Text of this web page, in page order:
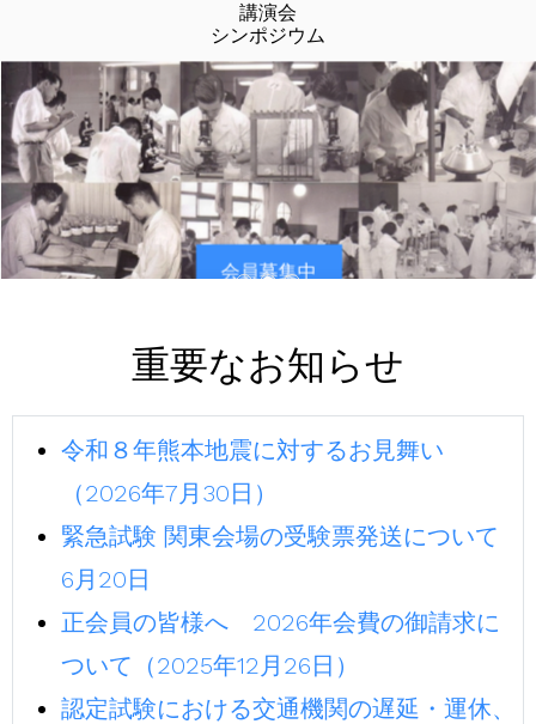
講演会
シンポジウム
を育成する
会員募集中
重要なお知らせ
令和８年熊本地震に対するお見舞い
（2026年7月30日）
緊急試験 関東会場の受験票発送について
6月20日
正会員の皆様へ 2026年会費の御請求に
ついて（2025年12月26日）
認定試験における交通機関の遅延・運休、